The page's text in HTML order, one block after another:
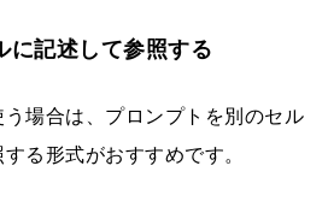
に記述して参照する
場合は、プロンプトを別のセル
る形式がおすすめです。